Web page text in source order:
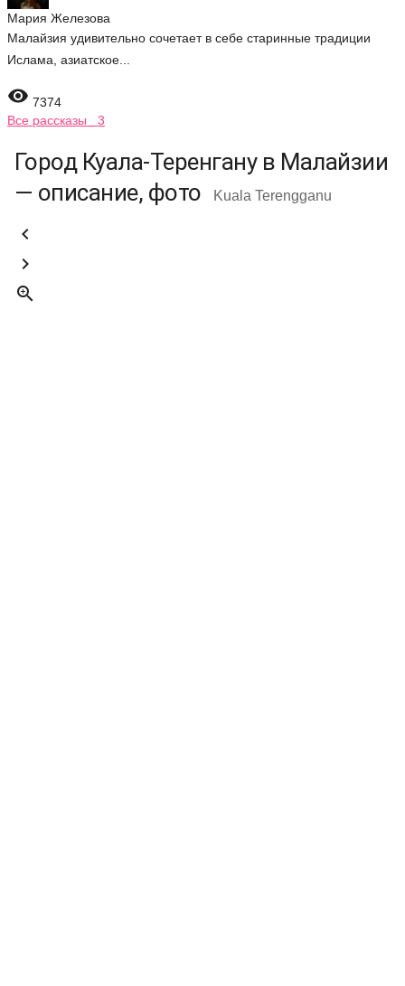
Мария Железова
Малайзия удивительно сочетает в себе старинные традиции
Ислама, азиатское...
 7374
Все рассказы 3
Город Куала-Теренгану в Малайзии
— описание, фото
Kuala Terengganu


